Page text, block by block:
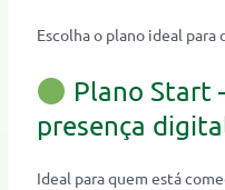
Escolha o plano ideal
Plano Start
presença
Ideal para quem está